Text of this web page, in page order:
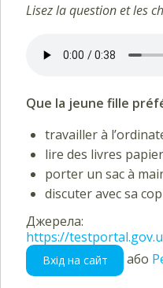
Lisez la question et les
Que la jeune fille
travailler à
lire des livres papier
porter un sac à
discuter avec sa
Джерела:
https://
Вхід на сайт або